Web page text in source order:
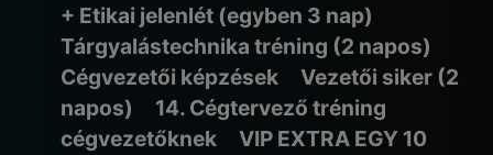
+ Etikai jelenlét (egyben 3 nap)
Tárgyalástechnika tréning (2 napos)
Cégvezetői képzések
Vezetői siker (2
napos)
14. Cégtervező tréning
cégvezetőknek
VIP EXTRA EGY 10